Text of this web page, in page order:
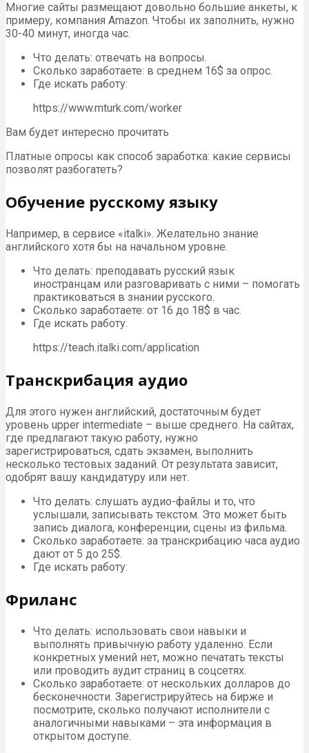
Многие сайты размещают довольно большие анкеты, к
примеру, компания Amazon. Чтобы их заполнить, нужно
30-40 минут, иногда час.
Что делать: отвечать на вопросы.
Сколько заработаете: в среднем 16$ за опрос.
Где искать работу:
https://www.mturk.com/worker
Вам будет интересно прочитать
Платные опросы как способ заработка: какие сервисы
позволят разбогатеть?
Обучение русскому языку
Например, в сервисе «italki». Желательно знание
английского хотя бы на начальном уровне.
Что делать: преподавать русский язык
иностранцам или разговаривать с ними – помогать
практиковаться в знании русского.
Сколько заработаете: от 16 до 18$ в час.
Где искать работу:
https://teach.italki.com/application
Транскрибация аудио
Для этого нужен английский, достаточным будет
уровень upper intermediate – выше среднего. На сайтах,
где предлагают такую работу, нужно
зарегистрироваться, сдать экзамен, выполнить
несколько тестовых заданий. От результата зависит,
одобрят вашу кандидатуру или нет.
Что делать: слушать аудио-файлы и то, что
услышали, записывать текстом. Это может быть
запись диалога, конференции, сцены из фильма.
Сколько заработаете: за транскрибацию часа аудио
дают от 5 до 25$.
Где искать работу:
Фриланс
Что делать: использовать свои навыки и
выполнять привычную работу удаленно. Если
конкретных умений нет, можно печатать тексты
или проводить аудит страниц в соцсетях.
Сколько заработаете: от нескольких долларов до
бесконечности. Зарегистрируйтесь на бирже и
посмотрите, сколько получают исполнители с
аналогичными навыками – эта информация в
открытом доступе.